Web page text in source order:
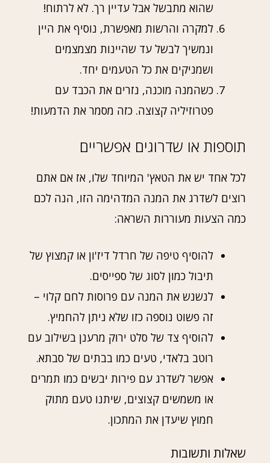
שהוא מתבשל אבל עדיין רך. לא לרתוח!
למקרה והרשות מאפשרת, נוסיף את היין
ונמשיך לבשל עד שהיינות מצמצמים
ושמניקים את כל הטעמים יחד.
כשהמנה מוכנה, נזרים את הכבד עם
פטרוזיליה קצוצה. כזה מסמר את הדמעות!
תוספות או שדרוגים אפשריים
לכל אחד יש את הטאץ' המיוחד שלו, אז אם אתם
רוצים לשדרג את המנה המדהימה הזו, הנה לכם
כמה הצעות מעוררות השראה:
להוסיף טיפה של חרדל דיז'ון או קמצוץ של
תיבול כמון לסוג של ספייסים.
לנשנש את המנה עם פרוסות לחם קלוי –
זה פשוט נוספה כזו שלא ניתן להחמיץ.
להוסיף צד של סלט ירוק מרענן בשילוב עם
רוטב בלאדי, טעים כמו בבתים של סבתא.
אפשר לשדרג עם פירות יבשים כמו תמרים
או משמשים קצוצים, שיתנו טעם מתוק
חמוץ שיעדן את המתכון.
שאלות ותשובות